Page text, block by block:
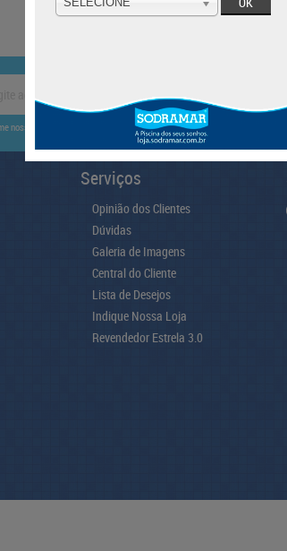
nossa Política de Privacidade.
Serviços
Opinião dos Clientes
Dúvidas
Galeria de Imagens
Central do Cliente
Lista de Desejos
Indique Nossa Loja
Revendedor Estrela 3.0